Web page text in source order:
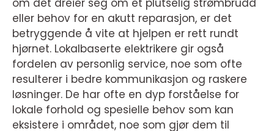
om det dreier seg om et plutselig strømbrudd
eller behov for en akutt reparasjon, er det
betryggende å vite at hjelpen er rett rundt
hjørnet. Lokalbaserte elektrikere gir også
fordelen av personlig service, noe som ofte
resulterer i bedre kommunikasjon og raskere
løsninger. De har ofte en dyp forståelse for
lokale forhold og spesielle behov som kan
eksistere i området, noe som gjør dem til